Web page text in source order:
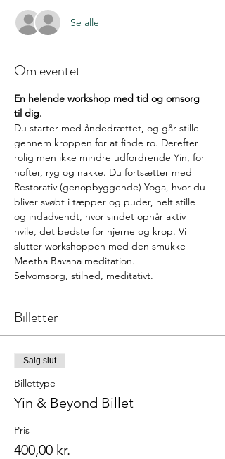
Se alle
Om eventet
En helende workshop med tid og omsorg
til dig.
Du starter med åndedrættet, og går stille
gennem kroppen for at finde ro. Derefter
rolig men ikke mindre udfordrende Yin, for
hofter, ryg og nakke. Du fortsætter med
Restorativ (genopbyggende) Yoga, hvor du
bliver svøbt i tæpper og puder, helt stille
og indadvendt, hvor sindet opnår aktiv
hvile, det bedste for hjerne og krop. Vi
slutter workshoppen med den smukke
Meetha Bavana meditation.
​Selvomsorg, stilhed, meditativt.
Billetter
Salg slut
Billettype
Yin & Beyond Billet
Pris
400,00 kr.